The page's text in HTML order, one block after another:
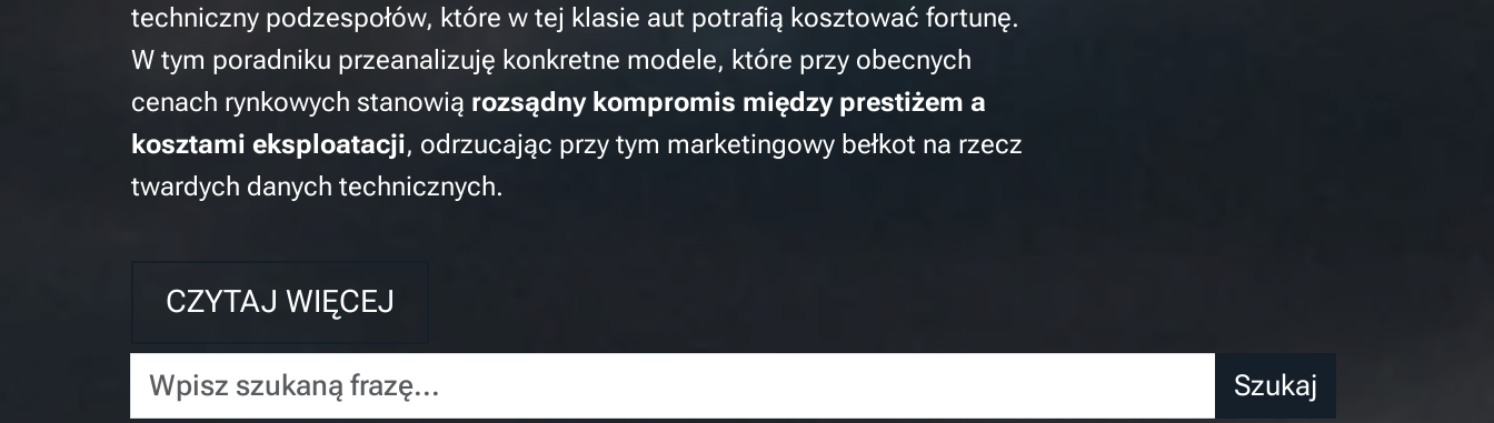
techniczny podzespołów, które w tej klasie aut potrafią kosztować fortunę.
W tym poradniku przeanalizuję konkretne modele, które przy obecnych
cenach rynkowych stanowią rozsądny kompromis między prestiżem a
kosztami eksploatacji, odrzucając przy tym marketingowy bełkot na rzecz
twardych danych technicznych.
CZYTAJ WIĘCEJ
Wpisz szukaną frazę... Szukaj